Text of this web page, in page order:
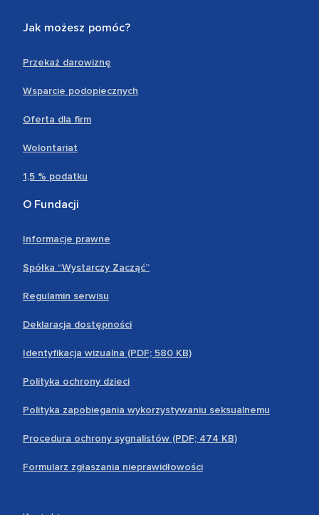
Jak możesz pomóc?
Przekaż darowiznę
Wsparcie podopiecznych
Oferta dla firm
Wolontariat
1,5 % podatku
O Fundacji
Informacje prawne
Spółka “Wystarczy Zacząć”
Regulamin serwisu
Deklaracja dostępności
Identyfikacja wizualna (PDF; 580 KB)
Polityka ochrony dzieci
Polityka zapobiegania wykorzystywaniu seksualnemu
Procedura ochrony sygnalistów (PDF; 474 KB)
Formularz zgłaszania nieprawidłowości